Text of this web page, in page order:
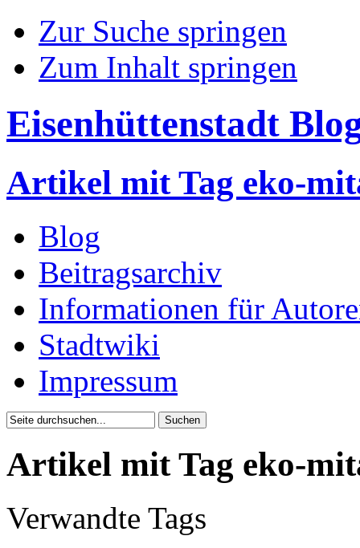
Zur Suche springen
Zum Inhalt springen
Eisenhüttenstadt
Artikel mit Tag eko-
Blog
Beitragsarchiv
Informationen für
Stadtwiki
Impressum
Artikel mit Tag eko-
Verwandte Tags